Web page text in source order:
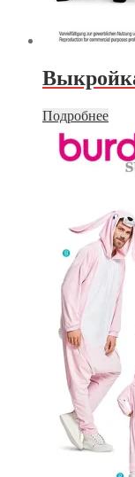
Подробнее